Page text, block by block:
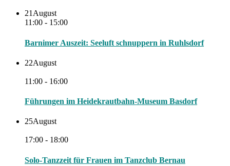
21 August
11:00 - 15:00
Barnimer Auszeit: Seeluft schnuppern in Ruhlsdorf
22August
11:00 - 16:00
Führungen im Heidekrautbahn-Museum Basdorf
25August
17:00 - 18:00
Solo-Tanzzeit für Frauen im Tanzclub Bernau